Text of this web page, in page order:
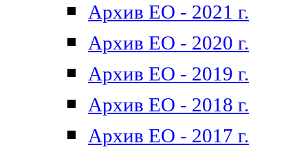
Архив ЕО - 2021 г.
Архив ЕО - 2020 г.
Архив ЕО - 2019 г.
Архив ЕО - 2018 г.
Архив ЕО - 2017 г.